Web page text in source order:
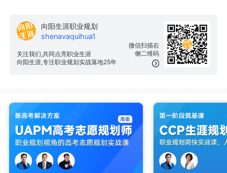
微信扫描右
侧二维码
向阳生涯职业规划
shenavaquihua1
关注我们,共同点亮职业生涯
向阳生涯,专注职业规划实战落地25年